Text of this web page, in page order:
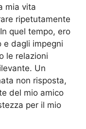
mia vita
ripetutamente
quel tempo, ero
e dagli impegni
le relazioni
Un
non risposta,
del mio amico
per il mio